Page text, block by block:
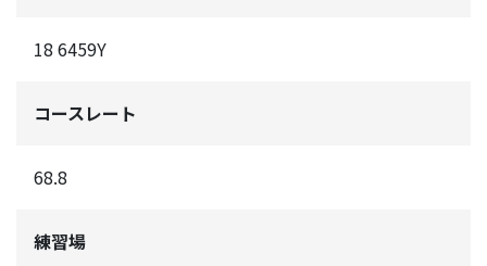
18 6459Y
コースレート
68.8
練習場